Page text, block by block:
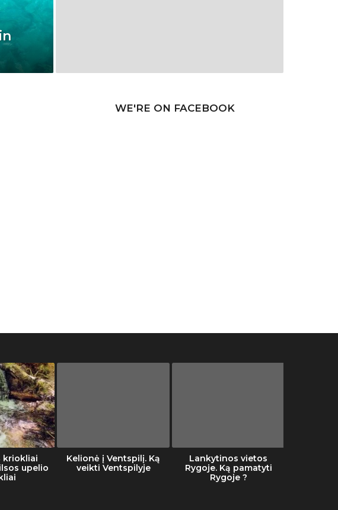
WE'RE ON FACEBOOK
kriokliai
upelio
Kelionė į Ventspilį. Ką
veikti Ventspilyje
Lankytinos vietos
Rygoje. Ką pamatyti
Rygoje ?